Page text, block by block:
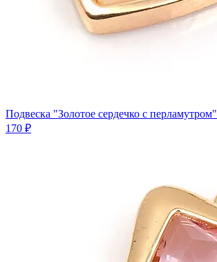
Подвеска "Золотое сердечко с перламутром"
170 ₽